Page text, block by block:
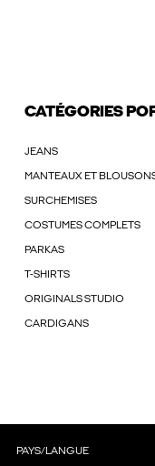
CATÉGORIES
JEANS
MANTEAUX ET
SURCHEMISES
COSTUMES COMPLETS
PARKAS
T-SHIRTS
ORIGINALS STUDIO
CARDIGANS
PAYS/LANGUE